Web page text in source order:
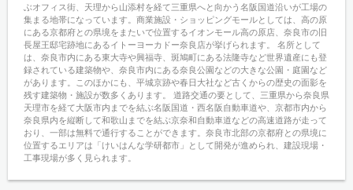
ぶオフィス街、天理から山添村を経て三重県へと向かう名阪国道沿いが工場の
集まる地帯になっています。商業施設・ショッピングモールとしては、高の原
にある京都府との県境をまたいで位置するイオンモール高の原店、奈良市の旧
長屋王邸宅跡地にあるイトーヨーカドー奈良店が挙げられます。 名所として
は、奈良市内にある東大寺や興福寺、斑鳩町にある法隆寺など世界遺産にも登
録されている建築物や、奈良市内にある奈良公園などの大きな公園・庭園など
があります。このほかにも、平城京跡や春日大社など古くからの歴史の面影を
残す建築物・施設が数多くあります。 道路交通の要として、三重県から奈良県
天理市を経て大阪市内までを結ぶ名阪国道・西名阪自動車道や、京都市内から
奈良県内を縦断して和歌山までを結ぶ京奈和自動車道などの高速道路が走って
おり、一部は無料で通行することができます。奈良市北部の京都府との県境に
位置するエリアは「けいはんな学研都市」として開発が進められ、建設現場・
工事現場が多く見られます。